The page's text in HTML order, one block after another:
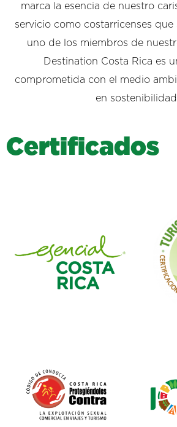
marca la esencia de nuestro
servicio como costarricenses que
uno de los miembros de
Destination Costa Rica es
comprometida con el medio
en
Certificad os